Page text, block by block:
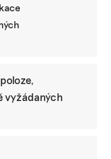
vyžádaných